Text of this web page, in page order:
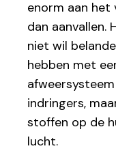
enorm aan het
dan aanvallen.
niet wil
hebben met
indringers,
stoffen op de
lucht.